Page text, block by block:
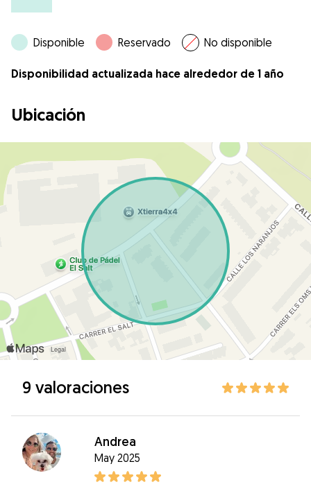
Disponible Reservado No disponible
Disponibilidad actualizada hace alrededor de 1 año
Ubicación
9 valoraciones
Andrea
May 2025